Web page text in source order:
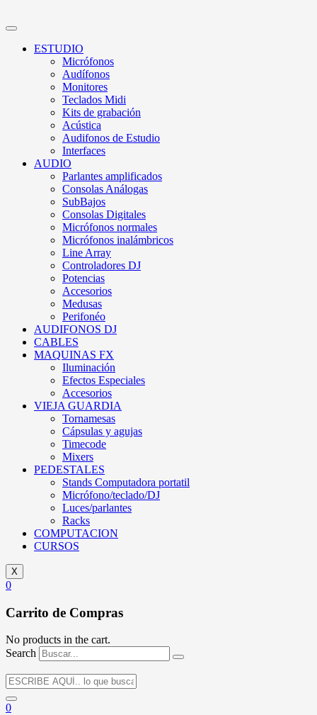
ESTUDIO
Micrófonos
Audífonos
Monitores
Teclados Midi
Kits de grabación
Acústica
Audifonos de Estudio
Interfaces
AUDIO
Parlantes amplificados
Consolas Análogas
SubBajos
Consolas Digitales
Micrófonos normales
Micrófonos inalámbricos
Line Array
Controladores DJ
Potencias
Accesorios
Medusas
Perifonéo
AUDIFONOS DJ
CABLES
MAQUINAS FX
Iluminación
Efectos Especiales
Accesorios
VIEJA GUARDIA
Tornamesas
Cápsulas y agujas
Timecode
Mixers
PEDESTALES
Stands Computadora portatil
Micrófono/teclado/DJ
Luces/parlantes
Racks
COMPUTACION
CURSOS
X
0
Carrito de Compras
No products in the cart.
Search
0